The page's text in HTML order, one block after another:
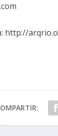
http://